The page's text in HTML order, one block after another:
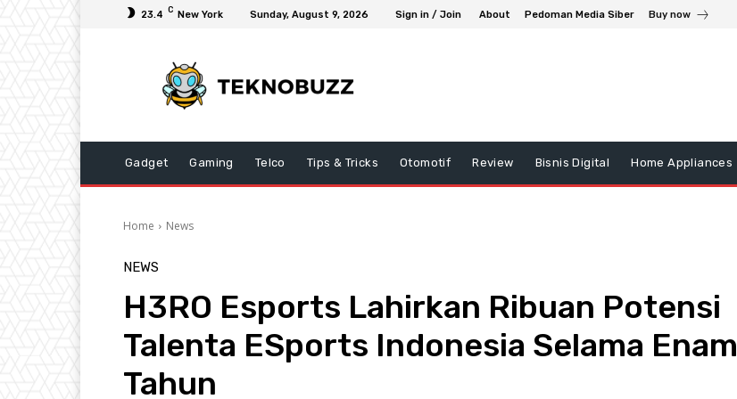
23.4 C New York Sunday, August 9, 2026 Sign in / Join About Pedoman Media Siber Buy now
Gadget Gaming Telco Tips & Tricks Otomotif Review Bisnis Digital Home Appliances
Home News
NEWS
H3RO Esports Lahirkan Ribuan Potensi
Talenta ESports Indonesia Selama Enam
Tahun